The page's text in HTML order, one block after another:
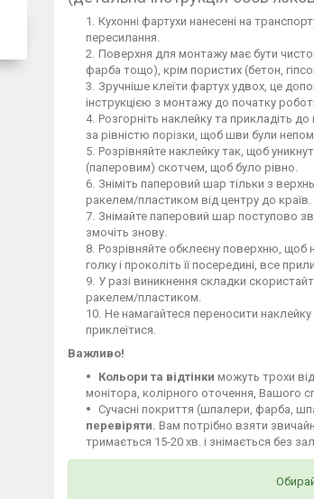
Кухонні фартухи нанесені на
пересилання.
Поверхня для монтажу має бути
фарба тощо), крім пористих (бетон,
Зручніше клеїти фартух удвох, це
інструкцією з монтажу до початку
Розгорніть наклейку та прикладіть
за рівністю порізки, щоб шви були
Розрівняйте наклейку так, щоб
(паперовим) скотчем, щоб було рівно.
Зніміть паперовий шар тільки з
ракелем/пластиком від центру до країв.
Знімайте паперовий шар поступово
змочіть знову.
Розрівняйте обклеєну поверхню, щоб
голку і проколіть її посередині, все
У разі виникнення складки
ракелем/пластиком.
Не намагайтеся переносити
приклеїтися.
Важливо!
Кольори та відтінки можуть трохи
монітора, колірного оточення, Вашого
Сучасні покриття (шпалери, фарба,
перевіряти. Вам потрібно взяти
тримається 15-20 хв. і знімається без